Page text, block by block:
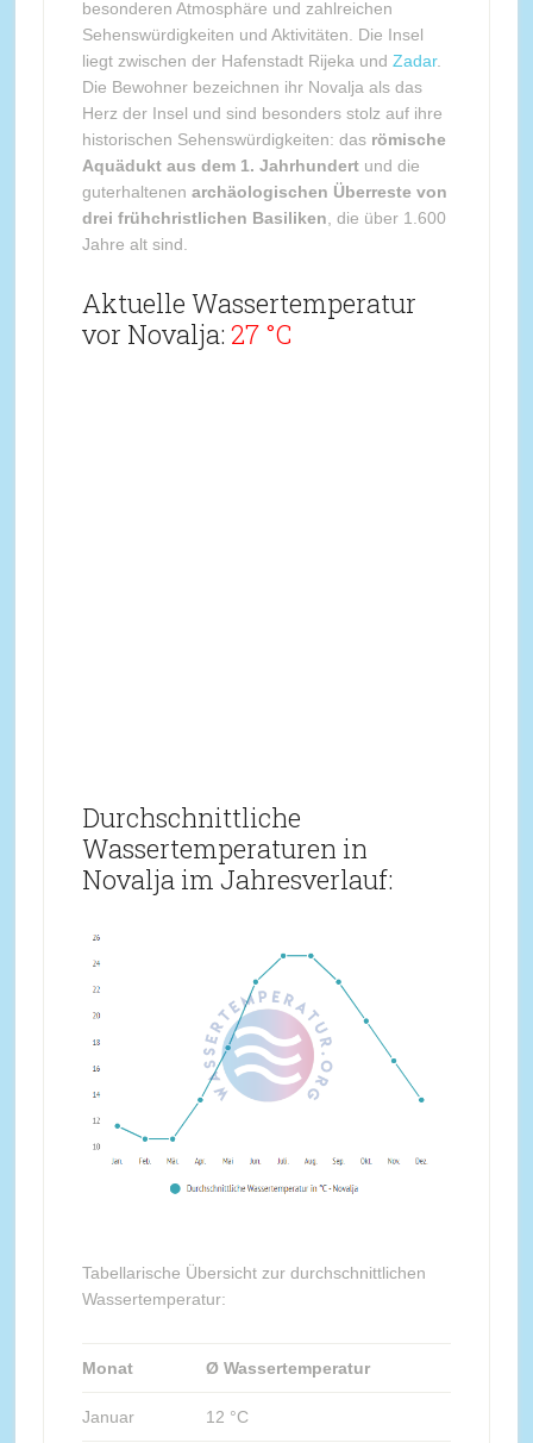
besonderen Atmosphäre und zahlreichen
Sehenswürdigkeiten und Aktivitäten. Die Insel
liegt zwischen der Hafenstadt Rijeka und Zadar.
Die Bewohner bezeichnen ihr Novalja als das
Herz der Insel und sind besonders stolz auf ihre
historischen Sehenswürdigkeiten: das römische
Aquädukt aus dem 1. Jahrhundertund die
guterhaltenen archäologischen Überreste von
drei frühchristlichen Basiliken , die über 1.600
Jahre alt sind.
Aktuelle Wassertemperatur
vor Novalja: 27 °C
Durchschnittliche
Wassertemperaturen in
Novalja im Jahresverlauf:
Tabellarische Übersicht zur durchschnittlichen
Wassertemperatur:
Monat Ø Wassertemperatur
Januar 12 °C